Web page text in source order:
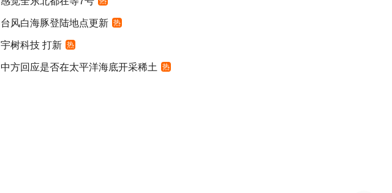
台风白海豚登陆地点更新 热
宇树科技 打新 热
中方回应是否在太平洋海底开采稀土 热